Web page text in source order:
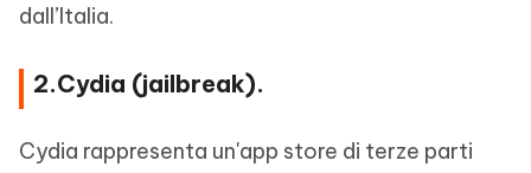
dall’Italia.
2.Cydia (jailbreak).
Cydia rappresenta un'app store di terze parti